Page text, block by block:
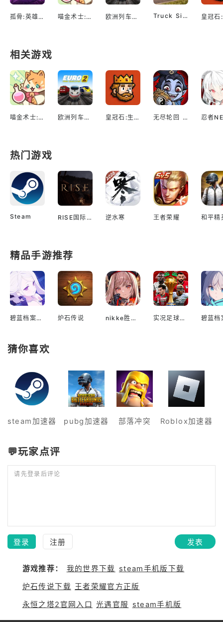
孤骨:英雄杀手 喵金术士:猫咪合并大亨 欧洲列车模拟2 Truck Simulator EVO: Drive USA
相关游戏
喵金术士:猫咪合并大亨 欧洲列车模拟2 皇冠石:生存 无尽轮回 鬼域摸金
热门游戏
Steam RISE国际服 逆水寒 王者荣耀 和平精
精品手游推荐
碧蓝档案国际服 炉石传说 nikke胜利女神国际服 实况足球2022手游
猜你喜欢
steam加速器 pubg加速器 部落冲突 Roblox加速器
💬玩家点评
请先登录后评论
登录 注册 发表
游戏推荐： 我的世界下载 steam手机版下载
炉石传说下载 王者荣耀官方正版
永恒之塔2官网入口 光遇官服 steam手机版